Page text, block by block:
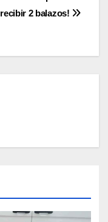
recibir 2 balazos!